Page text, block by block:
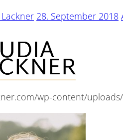
28. September 2018
wp-content/